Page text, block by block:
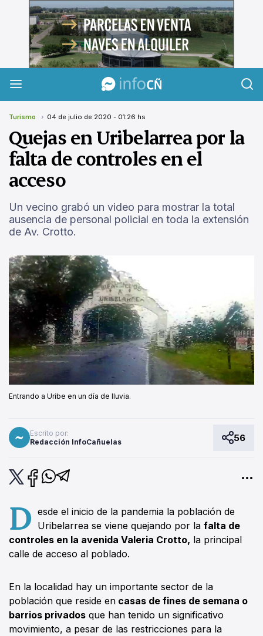
InfoCañuelas
Turismo 04 de julio de 2020 - 01:26 hs
Quejas en Uribelarrea por la
falta de controles en el
acceso
Un vecino grabó un video para mostrar la total
ausencia de personal policial en toda la extensión
de Av. Crotto.
Entrando a Uribe en un día de lluvia.
Escrito por:
Redacción InfoCañuelas
56
D esde el inicio de la pandemia la población de
Uribelarrea se viene quejando por lafalta de
controles en la avenida Valeria Crotto, la principal
calle de acceso al poblado.
En la localidad hay un importante sector de la
población que reside en casas de fines de semana o
barrios privados que han tenido un significativo
movimiento, a pesar de las restricciones para la